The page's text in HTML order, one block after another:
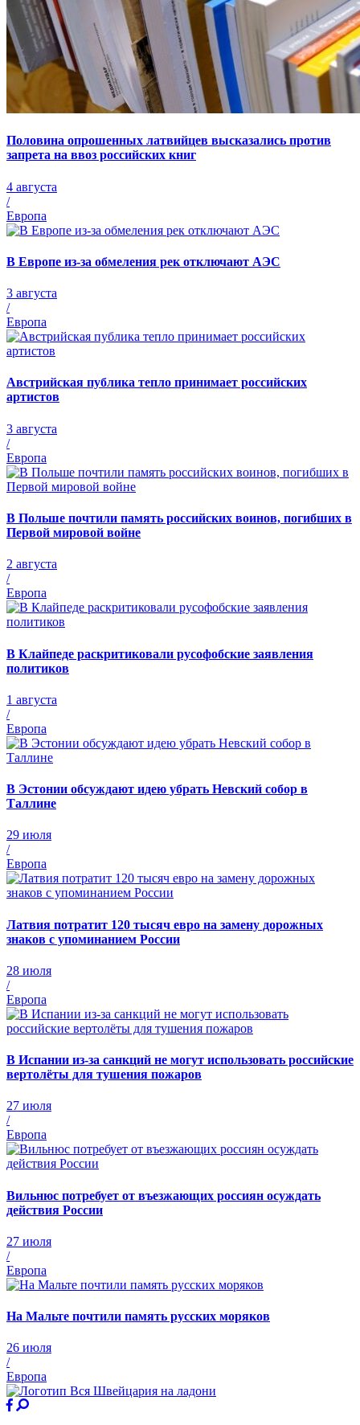
Половина опрошенных латвийцев высказались против
запрета на ввоз российских книг
4 августа
/
Европа
В Европе из-за обмеления рек отключают АЭС
3 августа
/
Европа
Австрийская публика тепло принимает российских
артистов
3 августа
/
Европа
В Польше почтили память российских воинов, погибших в
Первой мировой войне
2 августа
/
Европа
В Клайпеде раскритиковали русофобские заявления
политиков
1 августа
/
Европа
В Эстонии обсуждают идею убрать Невский собор в
Таллине
29 июля
/
Европа
Латвия потратит 120 тысяч евро на замену дорожных
знаков с упоминанием России
28 июля
/
Европа
В Испании из-за санкций не могут использовать российские
вертолёты для тушения пожаров
27 июля
/
Европа
Вильнюс потребует от въезжающих россиян осуждать
действия России
27 июля
/
Европа
На Мальте почтили память русских моряков
26 июля
/
Европа